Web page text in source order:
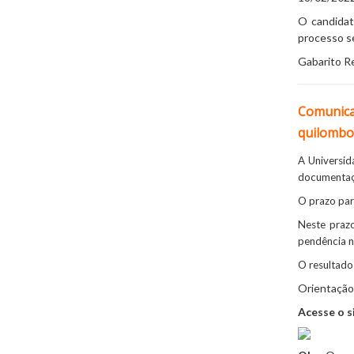
O
processo
Gabarito
A
O prazo
Neste
pendência
O
Acesse o